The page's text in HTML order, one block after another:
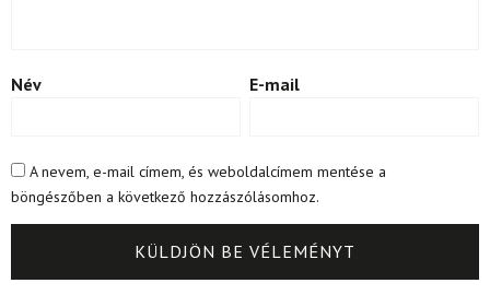
Név E-mail
A nevem, e-mail címem, és weboldalcímem mentése a
böngészőben a következő hozzászólásomhoz.